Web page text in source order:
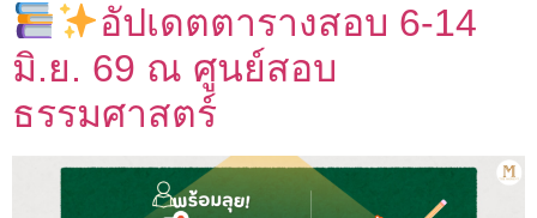
อัปเดตตารางสอบ 6-14
มิ.ย. 69 ณ ศูนย์สอบ
ธรรมศาสตร์